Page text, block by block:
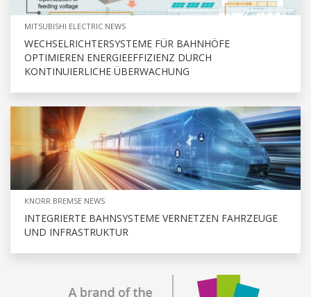
MITSUBISHI ELECTRIC NEWS
WECHSELRICHTERSYSTEME FÜR BAHNHÖFE
OPTIMIEREN ENERGIEEFFIZIENZ DURCH
KONTINUIERLICHE ÜBERWACHUNG
KNORR BREMSE NEWS
INTEGRIERTE BAHNSYSTEME VERNETZEN FAHRZEUGE
UND INFRASTRUKTUR